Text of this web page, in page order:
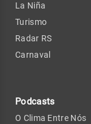
La Niña
Turismo
Radar RS
Carnaval
Podcasts
O Clima Entre Nós